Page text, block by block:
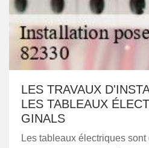
LES TRAVAUX
LES TABLEAUX
GINALS
Les tableaux électriques